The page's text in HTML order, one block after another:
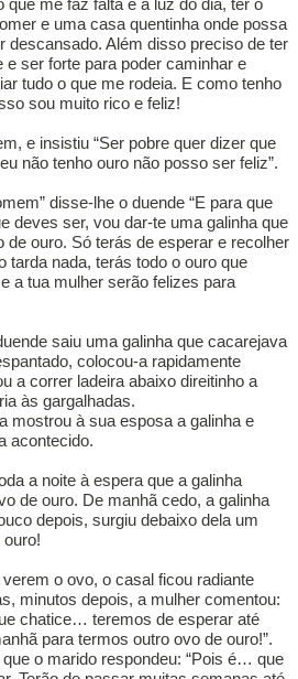
que me faz falta é a luz do dia, ter o
e uma casa quentinha onde possa
descansado. Além disso preciso de ter
e ser forte para poder caminhar e
tudo o que me rodeia. E como tenho
sou muito rico e feliz!
e insistiu “Ser pobre quer dizer que
não tenho ouro não posso ser feliz”.
disse-lhe o duende “E para que
deves ser, vou dar-te uma galinha que
de ouro. Só terás de esperar e recolher
tarda nada, terás todo o ouro que
a tua mulher serão felizes para
saiu uma galinha que cacarejava
colocou-a rapidamente
a correr ladeira abaixo direitinho a
às gargalhadas.
mostrou à sua esposa a galinha e
acontecido.
a noite à espera que a galinha
de ouro. De manhã cedo, a galinha
depois, surgiu debaixo dela um
verem o ovo, o casal ficou radiante
minutos depois, a mulher comentou:
chatice… teremos de esperar até
para termos outro ovo de ouro!”.
que o marido respondeu: “Pois é… que